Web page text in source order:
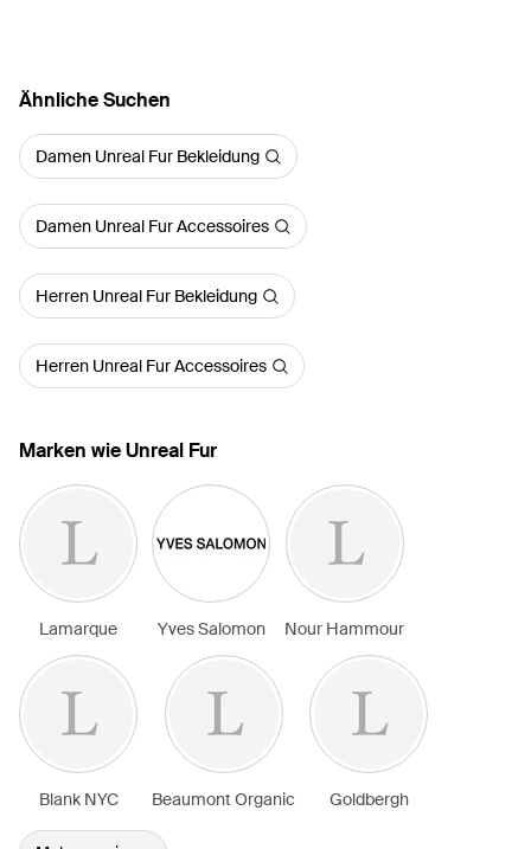
Ähnliche Suchen
Damen Unreal Fur Bekleidung
Damen Unreal Fur Accessoires
Herren Unreal Fur Bekleidung
Herren Unreal Fur Accessoires
Marken wie Unreal Fur
Lamarque Yves Salomon Nour Hammour
Blank NYC Beaumont Organic Goldbergh